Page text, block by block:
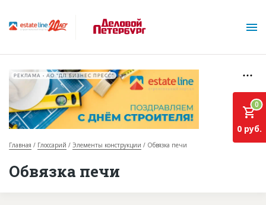
О проекте
РЕКЛАМА • АО "ДП БИЗНЕС ПРЕСС"
Главная Глоссарий Элементы конструкции Обвязка печи
Обвязка печи
0
0 руб.